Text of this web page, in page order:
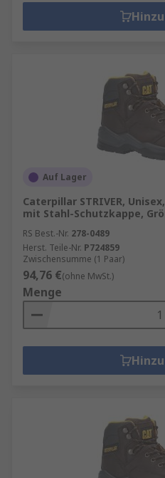
Auf Lager
Caterpillar STRIVER,
mit Stahl-Schutzkappe,
RS Best.-Nr. 278-0489
Herst. Teile-Nr. P724859
Zwischensumme (1 Paar)
94,76 €(ohne MwSt.)
Menge